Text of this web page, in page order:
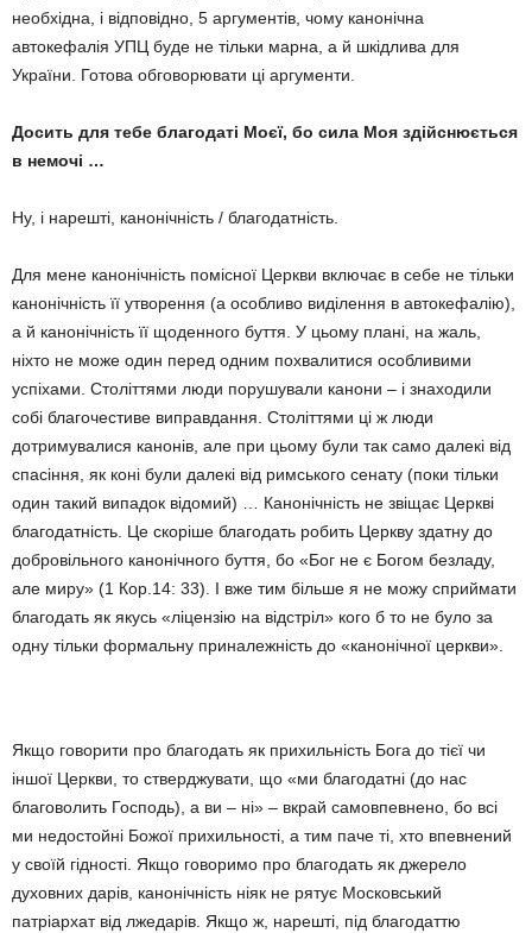
необхідна, і відповідно, 5 аргументів, чому канонічна
автокефалія УПЦ буде не тільки марна, а й шкідлива для
України. Готова обговорювати ці аргументи.
Досить для тебе благодаті Моєї, бо сила Моя здійснюється
в немочі …
Ну, і нарешті, канонічність / благодатність.
Для мене канонічність помісної Церкви включає в себе не тільки
канонічність її утворення (а особливо виділення в автокефалію),
а й канонічність її щоденного буття. У цьому плані, на жаль,
ніхто не може один перед одним похвалитися особливими
успіхами. Століттями люди порушували канони – і знаходили
собі благочестиве виправдання. Століттями ці ж люди
дотримувалися канонів, але при цьому були так само далекі від
спасіння, як коні були далекі від римського сенату (поки тільки
один такий випадок відомий) … Канонічність не звіщає Церкві
благодатність. Це скоріше благодать робить Церкву здатну до
добровільного канонічного буття, бо «Бог не є Богом безладу,
але миру» (1 Кор.14: 33). І вже тим більше я не можу сприймати
благодать як якусь «ліцензію на відстріл» кого б то не було за
одну тільки формальну приналежність до «канонічної церкви».
Якщо говорити про благодать як прихильність Бога до тієї чи
іншої Церкви, то стверджувати, що «ми благодатні (до нас
благоволить Господь), а ви – ні» – вкрай самовпевнено, бо всі
ми недостойні Божої прихильності, а тим паче ті, хто впевнений
у своїй гідності. Якщо говоримо про благодать як джерело
духовних дарів, канонічність ніяк не рятує Московський
патріархат від лжедарів. Якщо ж, нарешті, під благодаттю